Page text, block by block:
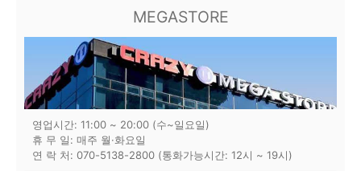
MEGASTORE
영업시간: 11:00 ~ 20:00 (수~일요일)
휴 무 일: 매주 월·화요일
연 락 처: 070-5138-2800 (통화가능시간: 12시 ~ 19시)